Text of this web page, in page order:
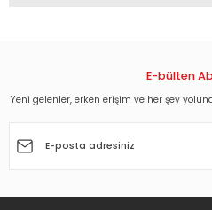
Görüş ve önerileriniz için teşekkür
Ürün açıklamasında eksik
E-bülten
Yeni gelenler, erken erişim ve her şey